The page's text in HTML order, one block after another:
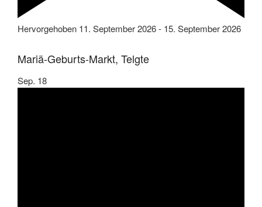
Hervorgehoben 11. September 2026- 15. September 2026
Mariä-Geburts-Markt, Telgte
Sep. 18